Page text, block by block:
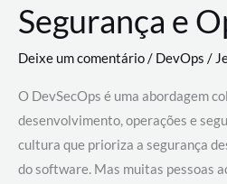
Segurança e
Deixe um comentário/ DevOps /
O DevSecOps é uma abordagem
desenvolvimento, operações e
cultura que prioriza a segurança
do software. Mas muitas pessoas